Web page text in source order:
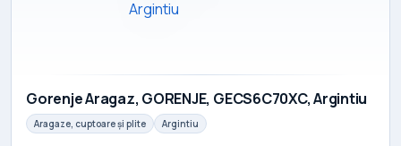
Gorenje Aragaz, GORENJE, GECS6C70XC, Argintiu
Aragaze, cuptoare și plite Argintiu